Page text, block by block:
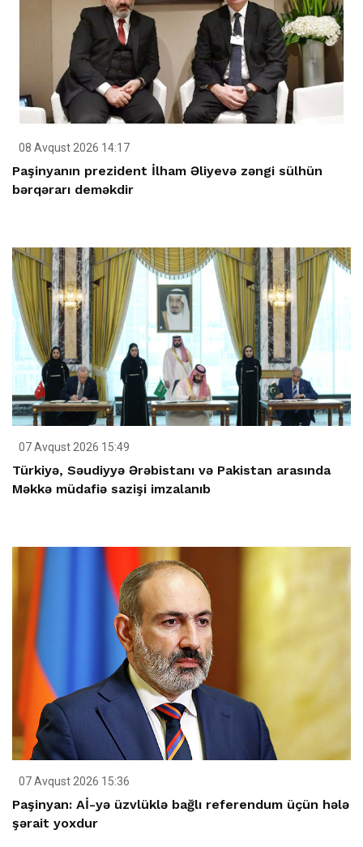
08 Avqust 2026 14:17
Paşinyanın prezident İlham Əliyevə zəngi sülhün
bərqərarı deməkdir
07 Avqust 2026 15:49
Türkiyə, Səudiyyə Ərəbistanı və Pakistan arasında
Məkkə müdafiə sazişi imzalanıb
07 Avqust 2026 15:36
Paşinyan: Aİ-yə üzvlüklə bağlı referendum üçün hələ
şərait yoxdur